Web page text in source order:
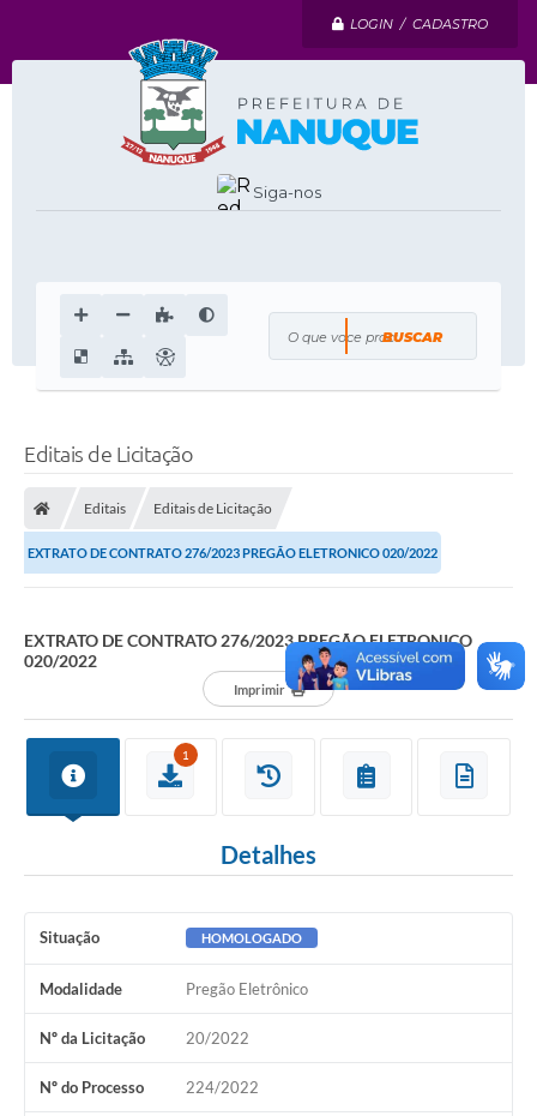
LOGIN / CADASTRO
Siga-nos
O que voce procura?
Editais de Licitação
Editais Editais de Licitação
EXTRATO DE CONTRATO 276/2023 PREGÃO ELETRONICO 020/2022
EXTRATO DE CONTRATO 276/2023 PREGÃO ELETRONICO
020/2022
Imprimir
1
Detalhes
Situação HOMOLOGADO
Modalidade Pregão Eletrônico
Nº da Licitação 20/2022
Nº do Processo 224/2022